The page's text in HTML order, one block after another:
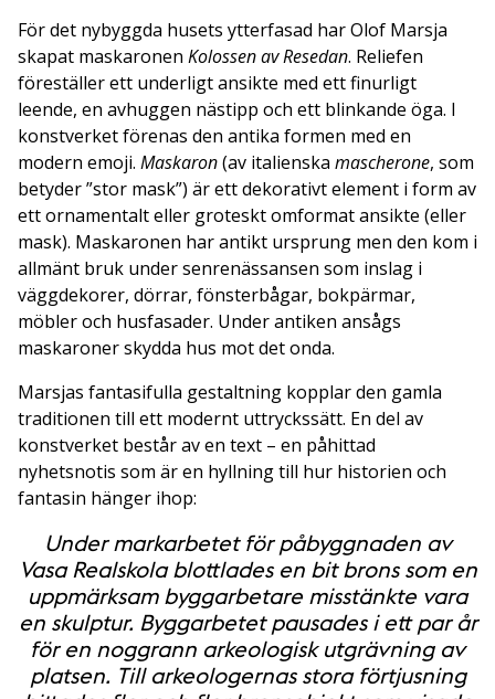
För det nybyggda husets ytterfasad har Olof Marsja
skapat maskaronen Kolossen av Resedan. Reliefen
föreställer ett underligt ansikte med ett finurligt
leende, en avhuggen nästipp och ett blinkande öga. I
konstverket förenas den antika formen med en
modern emoji. Maskaron(av italienska mascherone, som
betyder ”stor mask”) är ett dekorativt element i form av
ett ornamentalt eller groteskt omformat ansikte (eller
mask). Maskaronen har antikt ursprung men den kom i
allmänt bruk under senrenässansen som inslag i
väggdekorer, dörrar, fönsterbågar, bokpärmar,
möbler och husfasader. Under antiken ansågs
maskaroner skydda hus mot det onda.
Marsjas fantasifulla gestaltning kopplar den gamla
traditionen till ett modernt uttryckssätt. En del av
konstverket består av en text – en påhittad
nyhetsnotis som är en hyllning till hur historien och
fantasin hänger ihop:
Under markarbetet för påbyggnaden av
Vasa Realskola blottlades en bit brons som en
uppmärksam byggarbetare misstänkte vara
en skulptur. Byggarbetet pausades i ett par år
för en noggrann arkeologisk utgrävning av
platsen. Till arkeologernas stora förtjusning